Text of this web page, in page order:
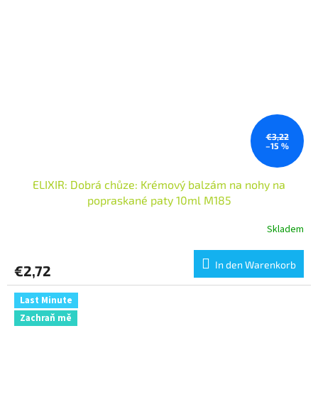
€3,22
–15 %
ELIXIR: Dobrá chůze: Krémový balzám na nohy na
popraskané paty 10ml M185
Skladem
€2,72 In den Warenkorb
Last Minute
Zachraň mě